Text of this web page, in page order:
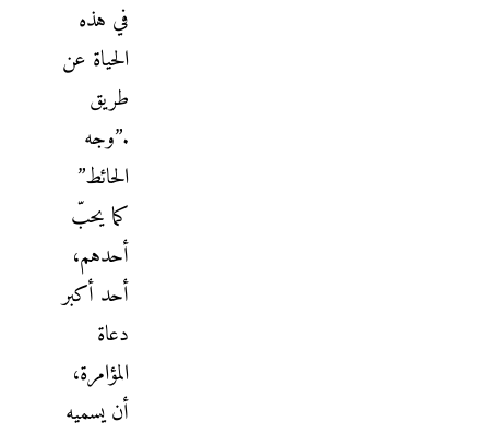
في هذه
الحياة عن
طريق
.”وجه
الحائط”
كما يحبّ
أحدهم،
أحد أكبر
دعاة
المؤامرة،
أن يسميه